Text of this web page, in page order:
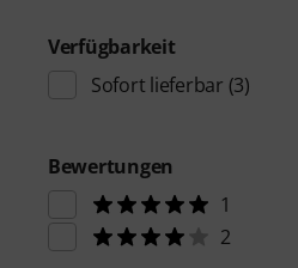
Verfügbarkeit
Sofort lieferbar (3)
Bewertungen
1
2